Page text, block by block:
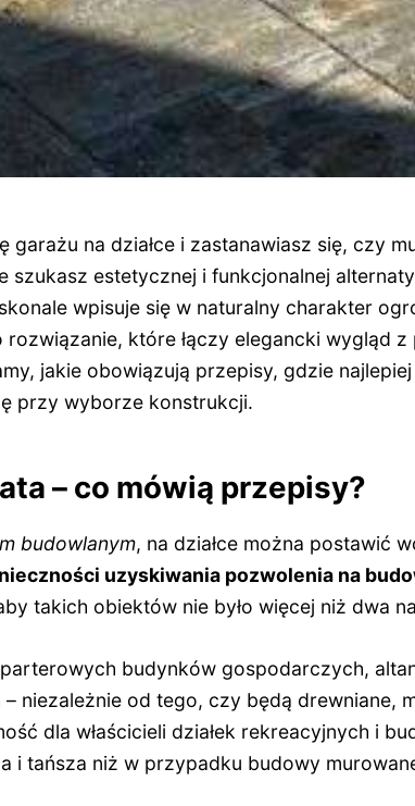
garażu na działce i zastanawiasz się, czy
szukasz estetycznej i funkcjonalnej
wpisuje się w naturalny charakter
rozwiązanie, które łączy elegancki wygląd
jakie obowiązują przepisy, gdzie
przy wyborze konstrukcji.
– co mówią przepisy?
budowlanym, na działce można postawić
uzyskiwania pozwolenia na
takich obiektów nie było więcej niż dwa
budynków gospodarczych,
niezależnie od tego, czy będą drewniane,
dla właścicieli działek rekreacyjnych i
i tańsza niż w przypadku budowy